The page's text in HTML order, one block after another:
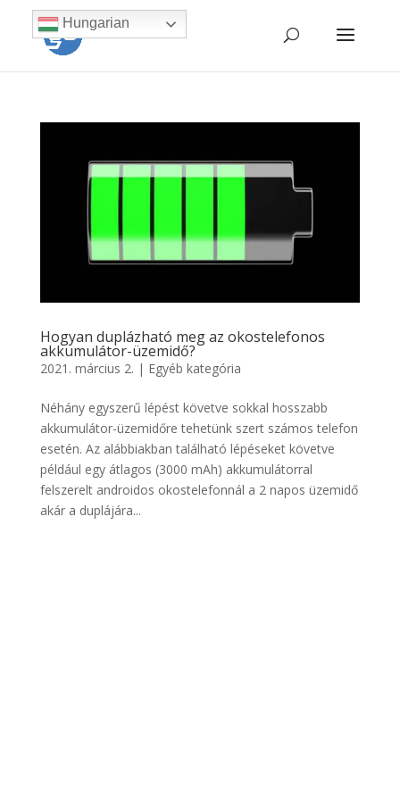
Hogyan duplázható meg az okostelefonos
akkumulátor-üzemidő?
2021. március 2. | Egyéb kategória
Néhány egyszerű lépést követve sokkal hosszabb
akkumulátor-üzemidőre tehetünk szert számos telefon
esetén. Az alábbiakban található lépéseket követve
például egy átlagos (3000 mAh) akkumulátorral
felszerelt androidos okostelefonnál a 2 napos üzemidő
akár a duplájára...
Hungarian